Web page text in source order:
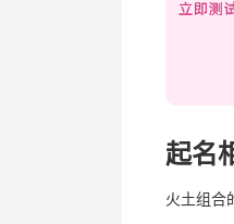
起名
火土组合